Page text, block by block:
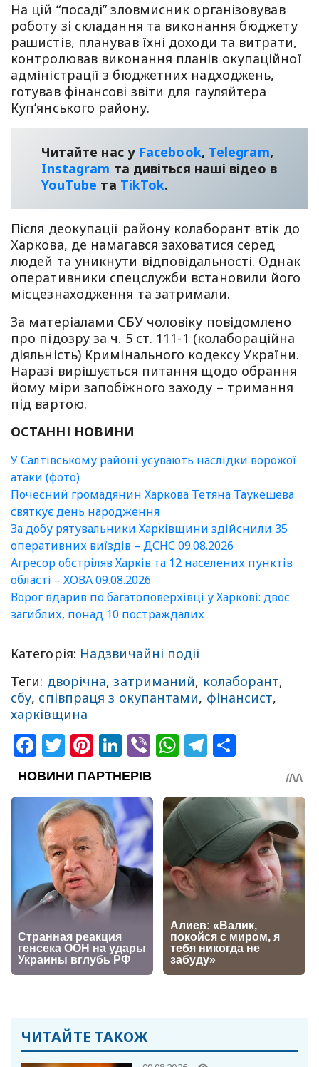
На цій “посаді” зловмисник організовував
роботу зі складання та виконання бюджету
рашистів, планував їхні доходи та витрати,
контролював виконання планів окупаційної
адміністрації з бюджетних надходжень,
готував фінансові звіти для гауляйтера
Куп’янського району.
Читайте нас у Facebook, Telegram,
Instagram та дивіться наші відео в
YouТube та TikTok.
Після деокупації району колаборант втік до
Харкова, де намагався заховатися серед
людей та уникнути відповідальності. Однак
оперативники спецслужби встановили його
місцезнаходження та затримали.
За матеріалами СБУ чоловіку повідомлено
про підозру за ч. 5 ст. 111-1 (колабораційна
діяльність) Кримінального кодексу України.
Наразі вирішується питання щодо обрання
йому міри запобіжного заходу – тримання
під вартою.
ОСТАННІ НОВИНИ
У Салтівському районі усувають наслідки ворожої
атаки (фото)
Почесний громадянин Харкова Тетяна Таукешева
святкує день народження
За добу рятувальники Харківщини здійснили 35
оперативних виїздів – ДСНС 09.08.2026
Агресор обстріляв Харків та 12 населених пунктів
області – ХОВА 09.08.2026
Ворог вдарив по багатоповерхівці у Харкові: двоє
загиблих, понад 10 постраждалих
Категорія: Надзвичайні події
Теги: дворічна,затриманий, колаборант,
сбу, співпраця з окупантами, фінансист,
харківщина
Facebook
Twitter
Pinterest
LinkedIn
ViberWhatsApp
Telegram
ЧИТАЙТЕ ТАКОЖ